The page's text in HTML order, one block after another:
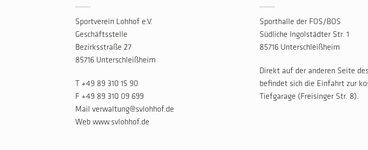
Sportverein Lohhof e.V.
Geschäftsstelle
Bezirksstraße 27
85716 Unterschleißheim
+49 89 310 15 90
F +49 89 310 09 699
Mail verwaltung@svlohhof.de
Web www.svlohhof.de
Sporthalle der FOS/BOS
Südliche Ingolstädter Str. 1
85716 Unterschleißheim
Direkt auf der anderen Seite
befindet sich die Einfahrt zur
Tiefgarage (Freisinger Str. 8).